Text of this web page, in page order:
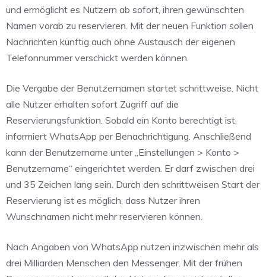
und ermöglicht es Nutzern ab sofort, ihren gewünschten
Namen vorab zu reservieren. Mit der neuen Funktion sollen
Nachrichten künftig auch ohne Austausch der eigenen
Telefonnummer verschickt werden können.
Die Vergabe der Benutzernamen startet schrittweise. Nicht
alle Nutzer erhalten sofort Zugriff auf die
Reservierungsfunktion. Sobald ein Konto berechtigt ist,
informiert WhatsApp per Benachrichtigung. Anschließend
kann der Benutzername unter „Einstellungen > Konto >
Benutzername“ eingerichtet werden. Er darf zwischen drei
und 35 Zeichen lang sein. Durch den schrittweisen Start der
Reservierung ist es möglich, dass Nutzer ihren
Wunschnamen nicht mehr reservieren können.
Nach Angaben von WhatsApp nutzen inzwischen mehr als
drei Milliarden Menschen den Messenger. Mit der frühen